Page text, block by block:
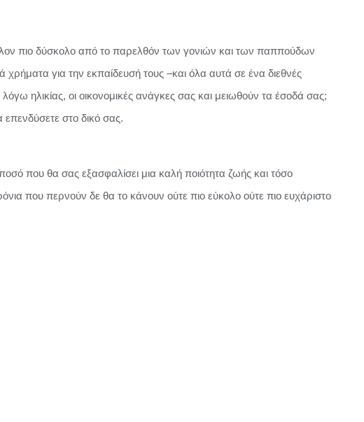
πιο δύσκολο από το παρελθόν των γονιών και των παππούδων
για την εκπαίδευσή τους –και όλα αυτά σε ένα διεθνές
ηλικίας, οι οικονομικές ανάγκες σας και μειωθούν τα έσοδά σας;
επενδύσετε στο δικό σας.
που θα σας εξασφαλίσει μια καλή ποιότητα ζωής και τόσο
που περνούν δε θα το κάνουν ούτε πιο εύκολο ούτε πιο ευχάριστο